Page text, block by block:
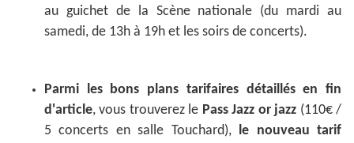
au guichet de la Scène nationale (du mardi au
samedi, de 13h à 19h et les soirs de concerts).
Parmi les bons plans tarifaires détaillés en fin
d'article, vous trouverez le Pass Jazz or jazz (110€ /
5 concerts en salle Touchard), le nouveau tarif